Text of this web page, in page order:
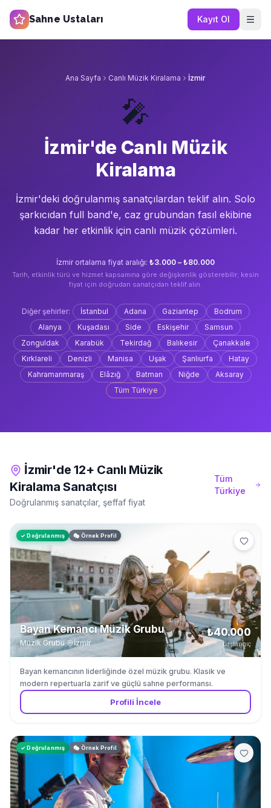
Sahne Ustaları Kayıt Ol
Ana Sayfa Canlı Müzik Kiralama İzmir
🎤
İzmir'de Canlı Müzik
Kiralama
İzmir'deki doğrulanmış sanatçılardan teklif alın. Solo
şarkıcıdan full band'e, caz grubundan fasıl ekibine
kadar her etkinlik için canlı müzik çözümleri.
İzmirortalama fiyat aralığı: ₺3.000 – ₺80.000
Tarih, etkinlik türü ve hizmet kapsamına göre değişkenlik gösterebilir; kesin
fiyat için doğrudan sanatçıdan teklif alın.
Diğer şehirler: İstanbul Adana Gaziantep
Bodrum
Alanya
Kuşadası Side Eskişehir
Samsun
Zonguldak
Karabük Tekirdağ Balıkesir
Çanakkale
Kırklareli
Denizli Manisa Uşak Şanlıurfa
Hatay
Kahramanmaraş
Elâzığ Batman Niğde
Aksaray
Tüm Türkiye
İzmir'de 12+ Canlı Müzik
Kiralama Sanatçısı
Doğrulanmış sanatçılar, şeffaf fiyat
Tüm
Türkiye
✓ Doğrulanmış 🎭 Örnek Profil
Bayan Kemancı Müzik Grubu
Müzik Grubu· İzmir
₺40.000
başlangıç
Bayan kemancının liderliğinde özel müzik grubu. Klasik ve
modern repertuarla zarif ve güçlü sahne performansı.
Profili İncele
✓ Doğrulanmış 🎭 Örnek Profil